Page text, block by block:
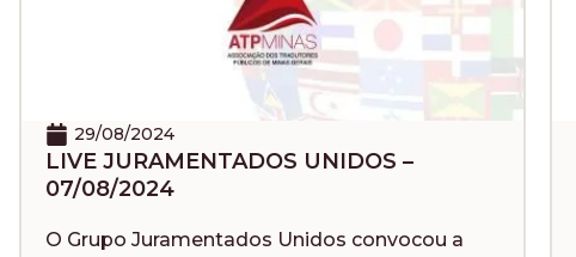
29/08/2024
LIVE JURAMENTADOS UNIDOS –
07/08/2024
O Grupo Juramentados Unidos convocou a